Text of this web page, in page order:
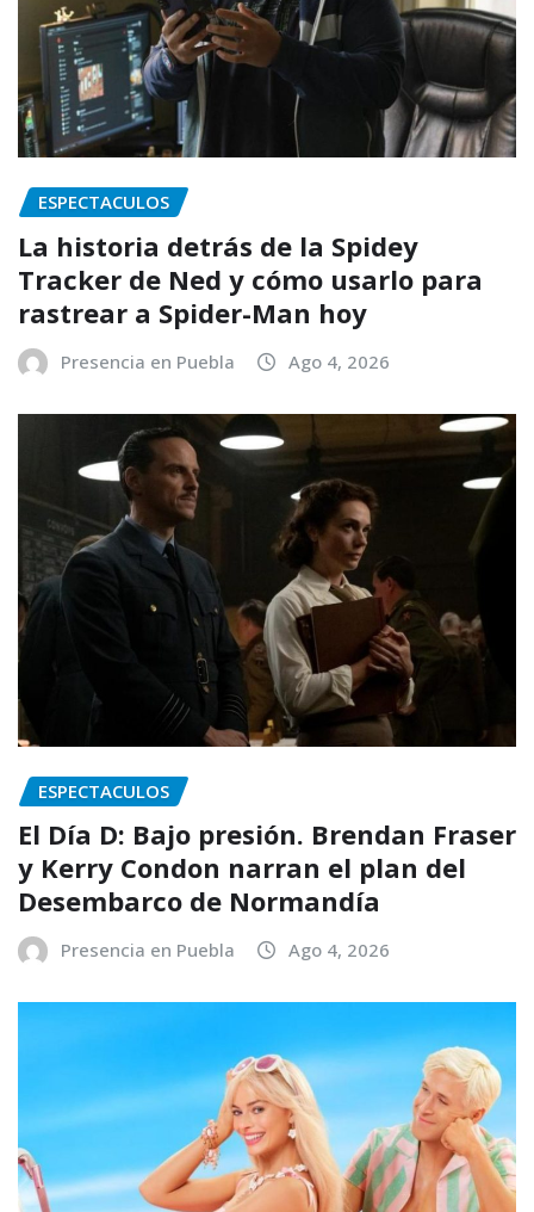
ESPECTACULOS
La historia detrás de la Spidey
Tracker de Ned y cómo usarlo para
rastrear a Spider-Man hoy
Presencia en Puebla Ago 4, 2026
ESPECTACULOS
El Día D: Bajo presión. Brendan Fraser
y Kerry Condon narran el plan del
Desembarco de Normandía
Presencia en Puebla Ago 4, 2026